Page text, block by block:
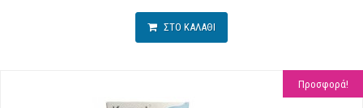
ΣΤΟ ΚΑΛΑΘΙ
Προσφορά!